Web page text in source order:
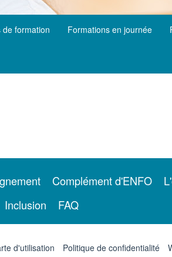
de formation Formations en journée
Complément d'ENFO
Inclusion
FAQ
d'utilisation Politique de confidentialité